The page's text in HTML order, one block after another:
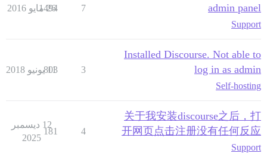
admin panel
Support
7
1494
26 مايو 2016
Installed Discourse. Not able to
log in as admin
Self-hosting
3
803
11 يونيو 2018
关于我安装discourse之后，打
开网页点击注册没有任何反应
Support
4
181
12 ديسمبر
2025